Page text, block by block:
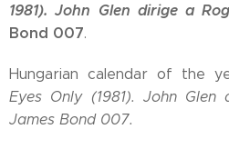
1981). John Glen dirige a
Bond 007.
Hungarian calendar of the
Eyes Only (1981). John Glen
James Bond 007.